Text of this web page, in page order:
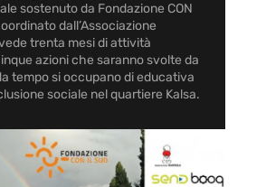
sostenuto da Fondazione CON
dall’Associazione
trenta mesi di attività
azioni che saranno svolte da
tempo si occupano di educativa
sociale nel quartiere Kalsa.